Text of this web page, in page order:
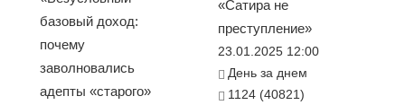
базовый доход:
почему
заволновались
адепты «старого»
«Сатира не
преступление»
23.01.2025 12:00
День за днем
1124 (40821)